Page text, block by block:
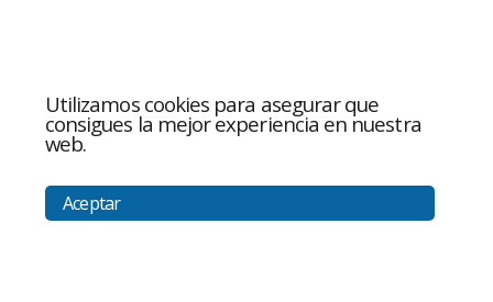
Utilizamos cookies para asegurar que
consigues la mejor experiencia en nuestra
web.
Aceptar